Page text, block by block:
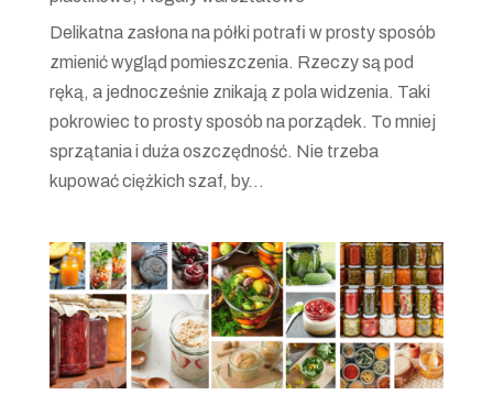
Delikatna zasłona na półki potrafi w prosty sposób
zmienić wygląd pomieszczenia. Rzeczy są pod
ręką, a jednocześnie znikają z pola widzenia. Taki
pokrowiec to prosty sposób na porządek. To mniej
sprzątania i duża oszczędność. Nie trzeba
kupować ciężkich szaf, by...